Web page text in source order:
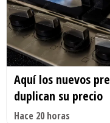
Aquí los nuevos
duplican su precio
Hace 20 horas